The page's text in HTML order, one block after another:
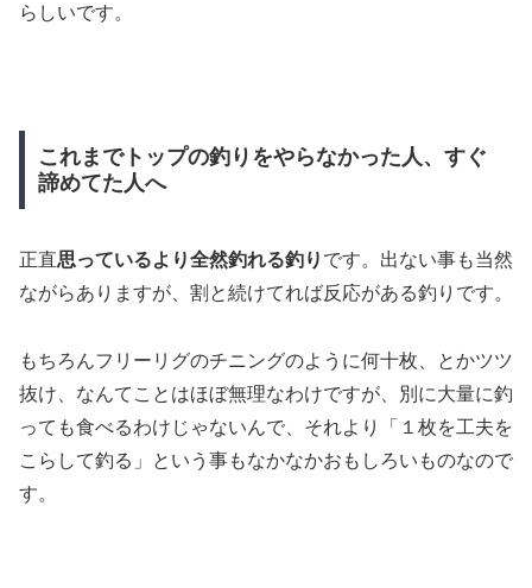
らしいです。
これまでトップの釣りをやらなかった人、すぐ
諦めてた人へ
正直思っているより全然釣れる釣り です。出ない事も当然
ながらありますが、割と続けてれば反応がある釣りです。
もちろんフリーリグのチニングのように何十枚、とかツツ
抜け、なんてことはほぼ無理なわけですが、別に大量に釣
っても食べるわけじゃないんで、それより「１枚を工夫を
こらして釣る」という事もなかなかおもしろいものなので
す。